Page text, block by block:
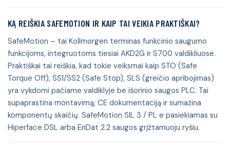
KĄ REIŠKIA SAFEMOTION IR KAIP TAI VEIKIA PRAKTIŠKAI?
SafeMotion – tai Kollmorgen terminas funkcinio saugumo
funkcijoms, integruotoms tiesiai AKD2G ir S700 valdikliuose.
Praktiškai tai reiškia, kad tokie veiksmai kaip STO (Safe
Torque Off), SS1/SS2 (Safe Stop), SLS (greičio apribojimas)
yra vykdomi pačiame valdiklyje be išorinio saugos PLC. Tai
supaprastina montavimą, CE dokumentaciją ir sumažina
komponentų skaičių. SafeMotion SIL 3 / PL e pasiekiamas su
Hiperface DSL arba EnDat 2.2 saugos grįžtamuoju ryšiu.